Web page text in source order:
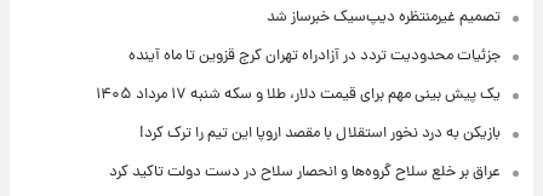
تصمیم غیرمنتظره دیپ‌سیک خبرساز شد
جزئیات محدودیت تردد در آزادراه تهران کرج قزوین تا ماه آینده
یک پیش ‌بینی مهم برای قیمت دلار، طلا و سکه شنبه ۱۷ مرداد ۱۴۰۵
بازیکن به درد نخور استقلال با مقصد اروپا این تیم را ترک کرد!
عراق بر خلع سلاح گروه‌ها و انحصار سلاح در دست دولت تاکید کرد